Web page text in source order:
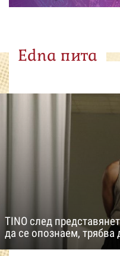
Edna пита
TINO след
да се опознаем,